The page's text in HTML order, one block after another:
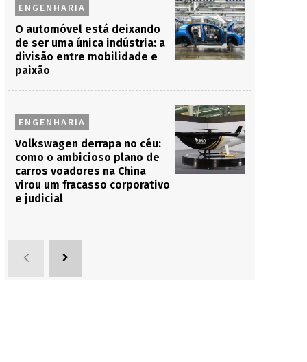
ENGENHARIA
O automóvel está deixando
de ser uma única indústria: a
divisão entre mobilidade e
paixão
ENGENHARIA
Volkswagen derrapa no céu:
como o ambicioso plano de
carros voadores na China
virou um fracasso corporativo
e judicial